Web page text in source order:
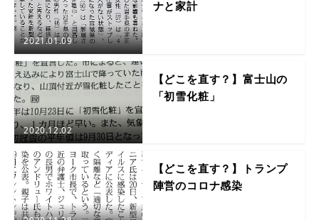
2021.01.09
ナと家計
2020.12.02
【どこを直す？】富士山の
「初雪化粧」
【どこを直す？】トランプ
陣営のコロナ感染